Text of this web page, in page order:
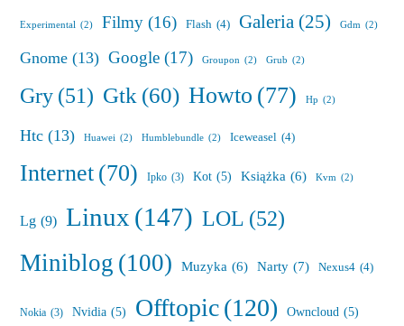
Experimental (2) Filmy (16) Flash (4) Galeria (25) Gdm (2)
Gnome (13) Google (17) Groupon (2) Grub (2)
Gry(51) Gtk(60) Howto (77) Hp (2)
Htc (13) Huawei (2) Humblebundle (2) Iceweasel (4)
Internet(70) Ipko (3) Kot (5) Książka (6) Kvm (2)
Lg (9) Linux(147) LOL (52)
Miniblog (100) Muzyka (6) Narty (7) Nexus4 (4)
Nokia (3) Nvidia (5) Offtopic(120) Owncloud (5)